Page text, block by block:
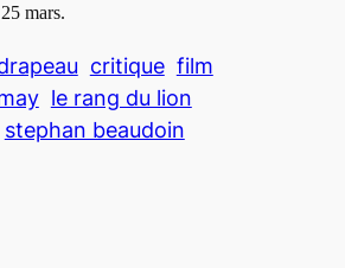
mars.
critique film
le rang du lion
stephan beaudoin